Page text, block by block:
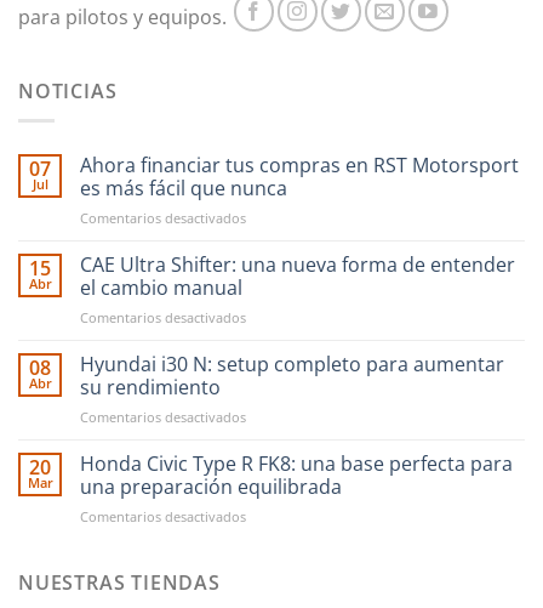
producto
para pilotos y equipos.
NOTICIAS
07
Jul
Ahora financiar tus compras en RST Motorsport
es más fácil que nunca
Comentarios desactivadosen
financiar
en
Motorsport
fácil
nunca
15
Abr
CAE Ultra Shifter: una nueva forma de entender
el cambio manual
Comentarios desactivadosen
Ultra
Shifter:
nueva
de
entender
cambio
08
Abr
Hyundai i30 N: setup completo para aumentar
su rendimiento
Comentarios desactivadosen
i30
setup
completo
20
Mar
Honda Civic Type R FK8: una base perfecta para
una preparación equilibrada
Comentarios desactivadosen
NUESTRAS TIENDAS